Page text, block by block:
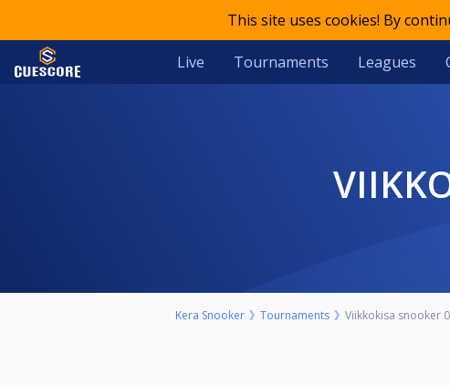
This site uses cookies! By
Live Tournaments Leagues
Kera Snooker Tournaments Viikkokisa snooker